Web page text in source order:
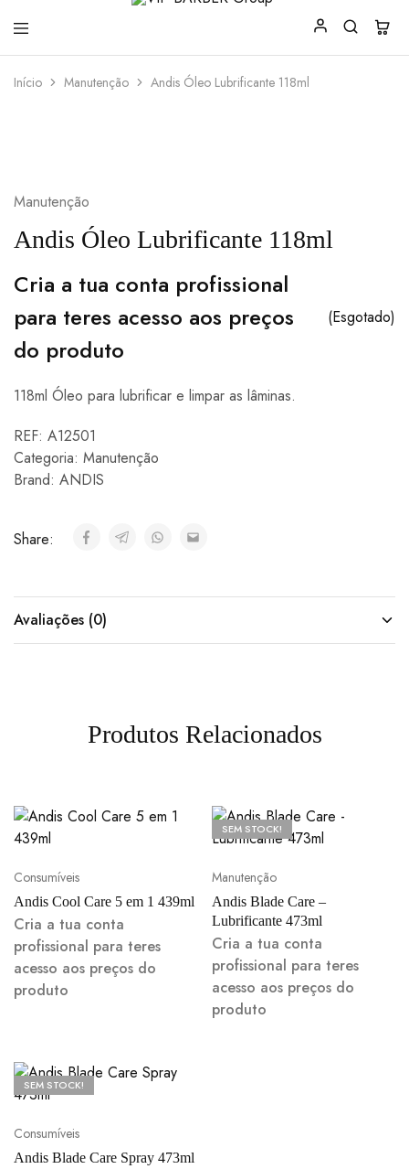
BARBER
para
Início Manutenção Andis Óleo Lubrificante 118ml
Manutenção
Andis Óleo Lubrificante 118ml
Cria a tua conta profissional
para teres acesso aos preços
do produto
(Esgotado)
118ml Óleo para lubrificar e limpar as lâminas.
REF: A12501
Categoria: Manutenção
Brand: ANDIS
Share:
Avaliações (0)
Produtos Relacionados
Consumíveis
Andis Cool Care 5 em 1 439ml
Cria a tua conta
profissional para teres
acesso aos preços do
produto
SEM STOCK!
Manutenção
Andis Blade Care –
Lubrificante 473ml
Cria a tua conta
profissional para teres
acesso aos preços do
produto
SEM STOCK!
Consumíveis
Andis Blade Care Spray 473ml